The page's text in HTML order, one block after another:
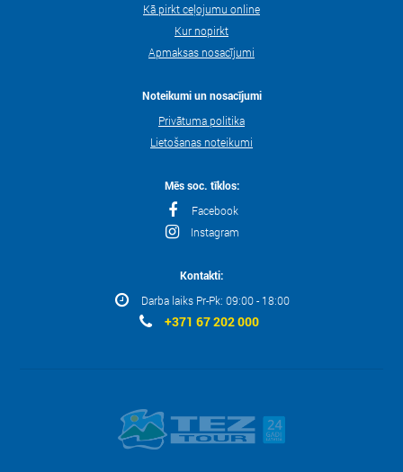
Kā pirkt ceļojumu online
Kur nopirkt
Apmaksas nosacījumi
Noteikumi un nosacījumi
Privātuma politika
Lietošanas noteikumi
Mēs soc. tīklos:
Facebook
Instagram
Kontakti:
Darba laiks Pr-Pk: 09:00 - 18:00
+371 67 202 000